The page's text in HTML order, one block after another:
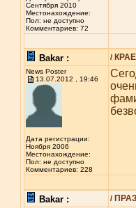
Сентября 2010
Местонахождение:
Пол: не доступно
Комментариев: 72
Bakar : /
News Poster
13.07.2012 , 19:46
Дата регистрации:
Ноября 2006
Местонахождение:
Пол: не доступно
Комментариев: 228
Bakar : /